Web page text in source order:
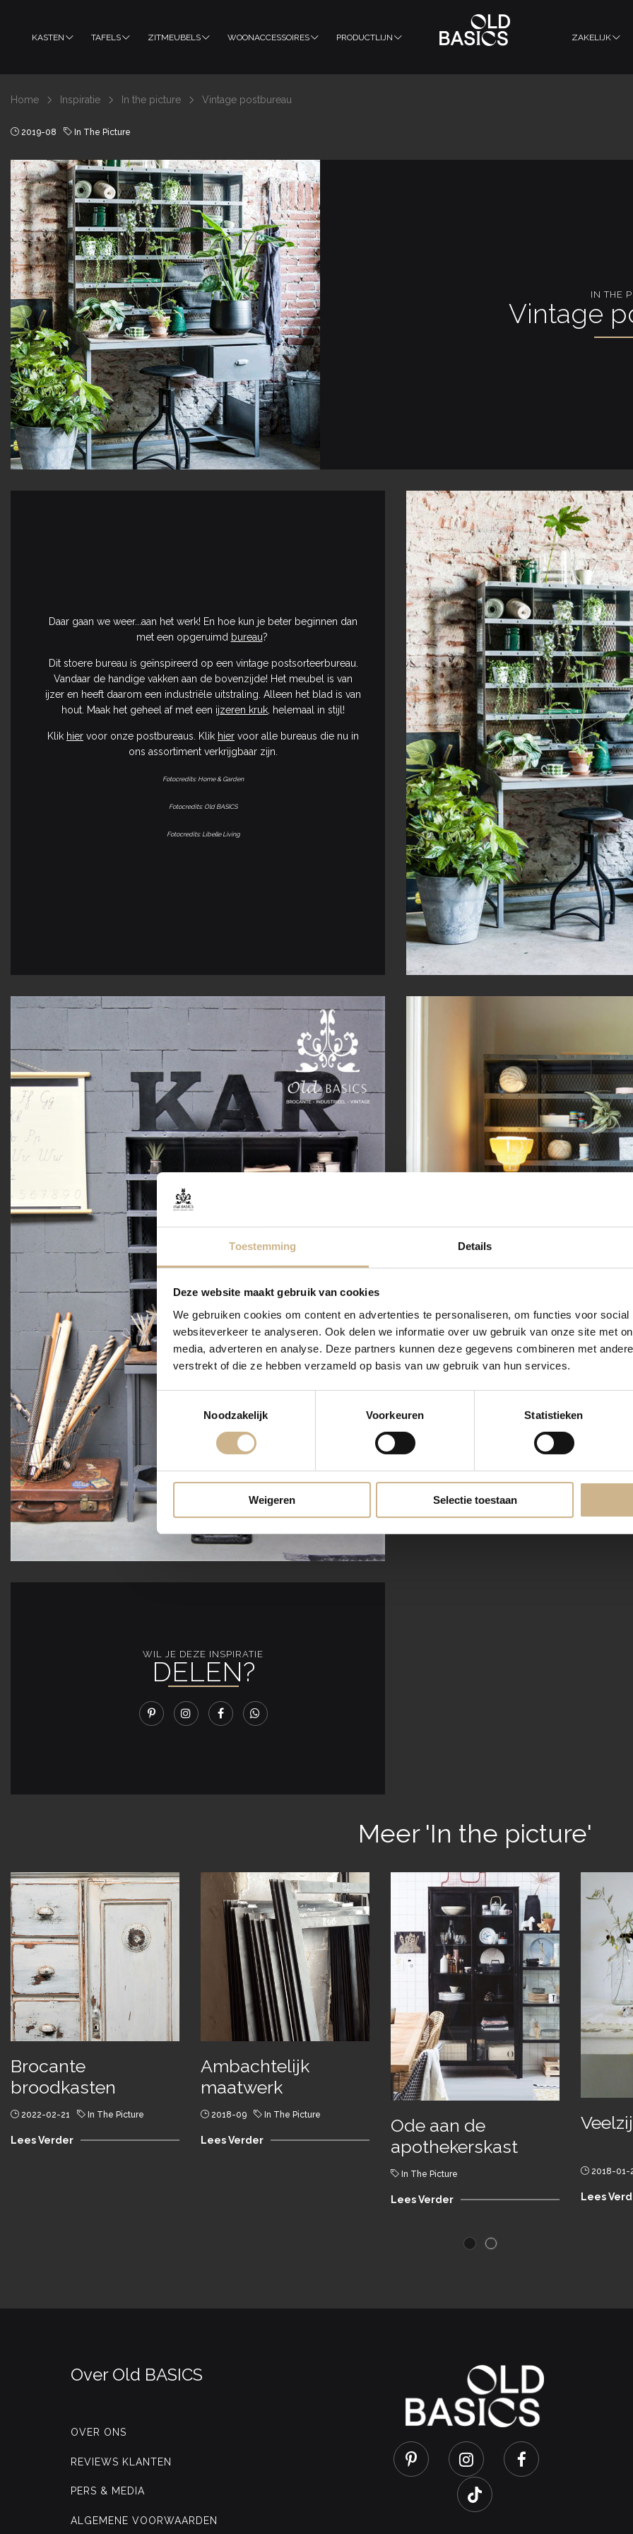
Toestemming Details
Deze website maakt gebruik van cookies
We gebruiken cookies om content en advertenties te personaliseren, om functies voor
websiteverkeer te analyseren. Ook delen we informatie over uw gebruik van onze site met
media, adverteren en analyse. Deze partners kunnen deze gegevens combineren met
verstrekt of die ze hebben verzameld op basis van uw gebruik van hun services.
Noodzakelijk
Voorkeuren Statistieken
Weigeren Selectie toestaan
KASTEN TAFELS ZITMEUBELS WOONACCESSOIRES PRODUCTLIJN ZAKELIJK
Home Inspiratie In the picture Vintage postbureau
2019-08 In The Picture
IN THE
Vintage
Daar gaan we weer...aan het werk! En hoe kun je beter beginnen dan
met een opgeruimd bureau?
Dit stoere bureau is geïnspireerd op een vintage postsorteerbureau.
Vandaar de handige vakken aan de bovenzijde! Het meubel is van
ijzer en heeft daarom een industriële uitstraling. Alleen het blad is van
hout. Maak het geheel af met een ijzeren kruk , helemaal in stijl!
Klik hier voor onze postbureaus. Klik hier voor alle bureaus die nu in
ons assortiment verkrijgbaar zijn.
Fotocredits: Home & Garden
Fotocredits: Old BASICS
Fotocredits: Libelle Living
WIL JE DEZE INSPIRATIE
DELEN?
Meer 'In the picture'
Brocante
broodkasten
2022-02-21 In The Picture
Lees Verder
Ambachtelijk
maatwerk
2018-09 In The Picture
Lees Verder
Ode aan de
apothekerskast
In The Picture
Lees Verder
2018-01-
Lees
Over Old BASICS
OVER ONS
REVIEWS KLANTEN
PERS & MEDIA
ALGEMENE VOORWAARDEN